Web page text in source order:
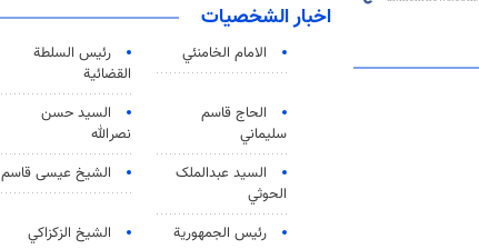
اخبار الشخصيات
الامام الخامنئي
رئیس السلطة
القضائیة
الحاج قاسم
سليماني
السيد حسن
نصرالله
السید عبدالملک
الحوثي
الشيخ عيسى قاسم
رئيس الجمهورية الشيخ الزكزاكي